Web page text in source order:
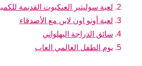
لعبة سوليتير العنكبوت القديمة
لعبة أونو اون لاين مع الأصدقاء
سائق الدراجة البهلواني
يوم الطفل العالمي العاب